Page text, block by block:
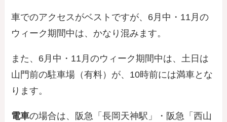
車でのアクセスがベストですが、 6月中・11月の
ウィーク期間中は、かなり混み ます。
また、 6月中・11月のウィーク期間中は、土日は
山門前の駐車場（有料）が、10時前には満車とな
ります。
電車の場合は、阪急「長岡天神駅」・阪急「西山